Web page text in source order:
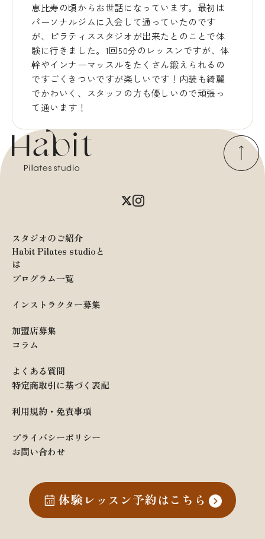
恵比寿の頃からお世話になっています。最初は
パーソナルジムに入会して通っていたのです
が、ピラティススタジオが出来たとのことで体
験に行きました。1回50分のレッスンですが、体
幹やインナーマッスルをたくさん鍛えられるの
ですごくきついですが楽しいです！内装も綺麗
でかわいく、スタッフの方も優しいので頑張っ
て通います！
スタジオのご紹介
Habit Pilates studioと
は
プログラム一覧
インストラクター募集
加盟店募集
コラム
よくある質問
特定商取引に基づく表記
利用規約・免責事項
プライバシーポリシー
お問い合わせ
体験レッスン予約はこちら